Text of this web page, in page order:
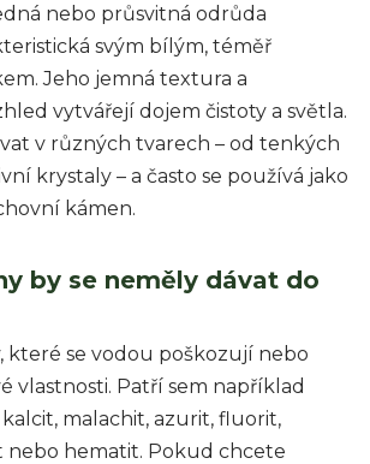
nebo průsvitná odrůda
svým bílým, téměř
Jeho jemná textura a
vytvářejí dojem čistoty a světla.
v různých tvarech – od tenkých
krystaly – a často se používá jako
kámen.
by se neměly dávat do
které se vodou poškozují nebo
vlastnosti. Patří sem například
malachit, azurit, fluorit,
nebo hematit. Pokud chcete